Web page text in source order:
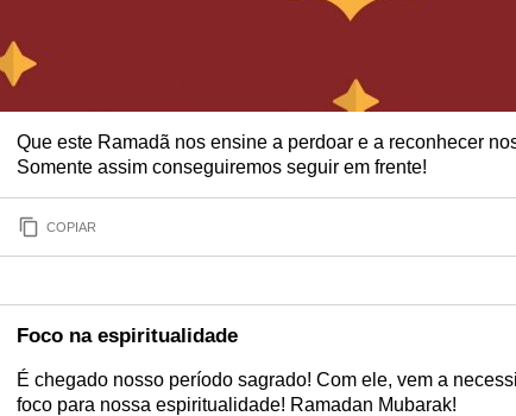
Que este Ramadã nos ensine a perdoar e a reconhecer
Somente assim conseguiremos seguir em frente!
COPIAR
Foco na espiritualidade
É chegado nosso período sagrado! Com ele, vem a
foco para nossa espiritualidade! Ramadan Mubarak!